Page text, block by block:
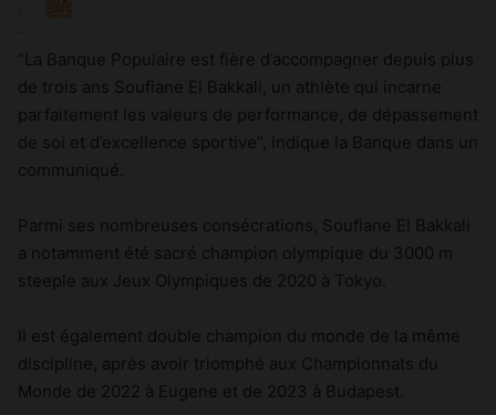
“La Banque Populaire est fière d’accompagner depuis plus
de trois ans Soufiane El Bakkali, un athlète qui incarne
parfaitement les valeurs de performance, de dépassement
de soi et d’excellence sportive”, indique la Banque dans un
communiqué.
Parmi ses nombreuses consécrations, Soufiane El Bakkali
a notamment été sacré champion olympique du 3000 m
steeple aux Jeux Olympiques de 2020 à Tokyo.
Il est également double champion du monde de la même
discipline, après avoir triomphé aux Championnats du
Monde de 2022 à Eugene et de 2023 à Budapest.